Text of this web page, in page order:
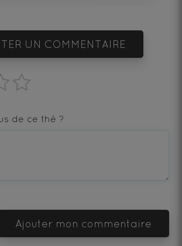
AJOUTER UN COMMENTAIRE
stars
de ce thé ?
Ajouter mon commentaire